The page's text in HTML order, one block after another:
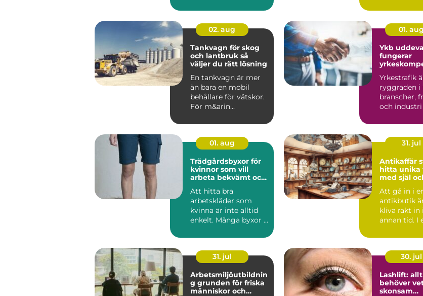
modern ta...
02. aug
Tankvagn för skog
och lantbruk så
väljer du rätt lösning
En tankvagn är mer
än bara en mobil
behållare för vätskor.
För m&arin...
01. aug
Ykb
fungerar
Yrkestrafik
ryggraden i
branscher,
och
sektor....
01. aug
Trädgårdsbyxor för
kvinnor som vill
arbeta bekvämt och
Att hitta bra
arbetskläder som
kvinna är inte alltid
enkelt. Många byxor i
hand ...
31. jul
Antikaffär
hitta unika
med själ
Att gå in i
antikbutik
kliva rakt in
annan tid. I
möter b...
31. jul
Arbetsmiljöutbildnin
g grunden för friska
människor och
30. jul
Lashlift:
behöver
skonsam